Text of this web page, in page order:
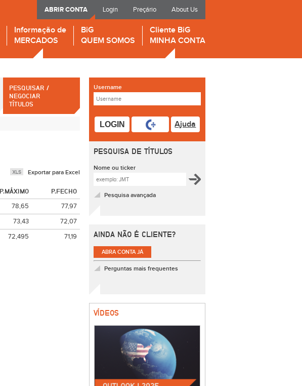
Login Preçário About Us
ABRIR CONTA
Informação de
MERCADOS
BiG
QUEM SOMOS
Cliente BiG
MINHA CONTA
PESQUISAR /
NEGOCIAR
TÍTULOS
Exportar para Excel
P.MÁXIMO P.FECHO
78,65
77,97
73,43
72,07
72,495 71,19
Username
LOGIN Ajuda
PESQUISA DE TÍTULOS
Nome ou ticker
Pesquisa avançada
AINDA NÃO É CLIENTE?
ABRA CONTA JÁ
Perguntas mais frequentes
VÍDEOS